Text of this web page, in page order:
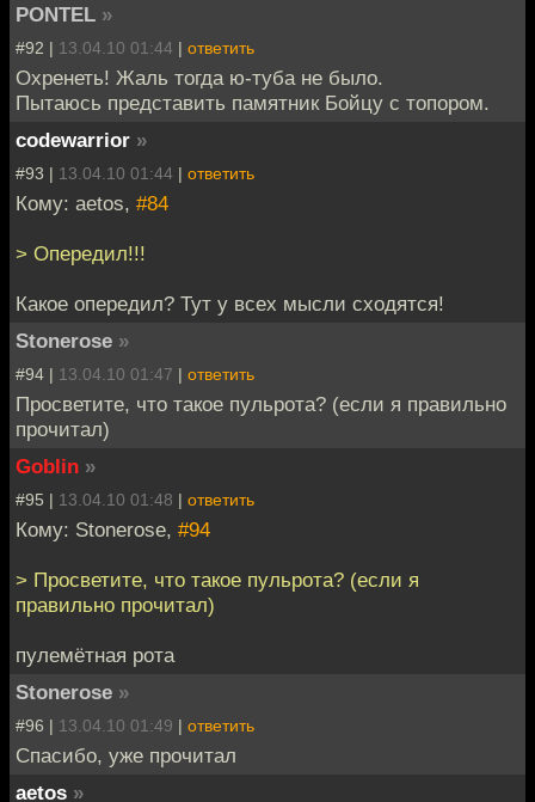
PONTEL »
#92 | 13.04.10 01:44 | ответить
Охренеть! Жаль тогда ю-туба не было.
Пытаюсь представить памятник Бойцу с топором.
codewarrior »
#93 | 13.04.10 01:44 | ответить
Кому: aetos, #84
> Опередил!!!
Какое опередил? Тут у всех мысли сходятся!
Stonerose »
#94 | 13.04.10 01:47 | ответить
Просветите, что такое пульрота? (если я правильно
прочитал)
Goblin »
#95 | 13.04.10 01:48 | ответить
Кому: Stonerose, #94
> Просветите, что такое пульрота? (если я
правильно прочитал)
пулемётная рота
Stonerose »
#96 | 13.04.10 01:49 | ответить
Спасибо, уже прочитал
aetos »